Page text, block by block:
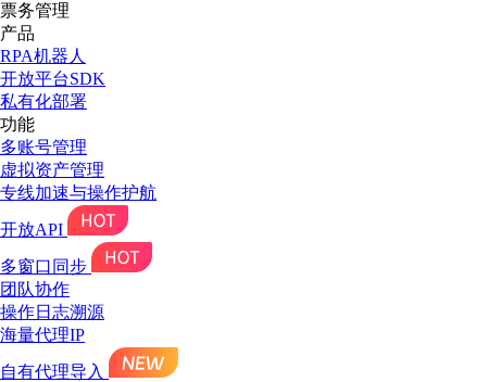
票务管理
产品
RPA机器人
开放平台SDK
私有化部署
功能
多账号管理
虚拟资产管理
专线加速与操作护航
开放API
多窗口同步
团队协作
操作日志溯源
海量代理IP
自有代理导入